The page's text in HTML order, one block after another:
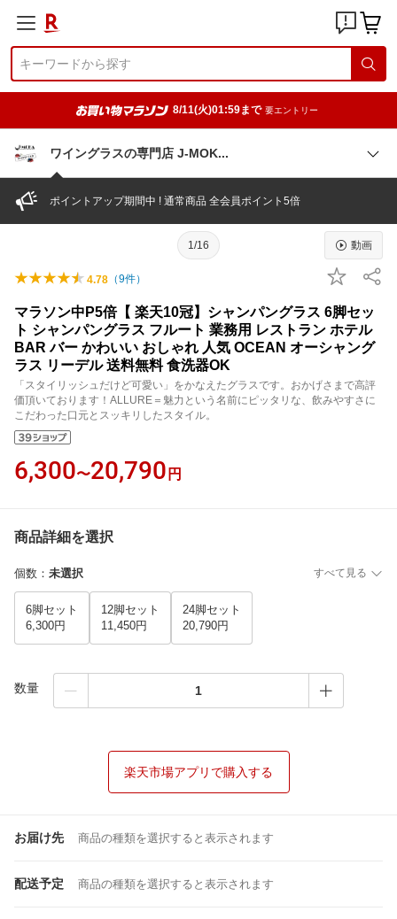
8/11(火)01:59まで 要エントリー
ワイングラスの専門店 J-MOK
ポイントアップ期間中 ! 通常商品 全会員ポイント5倍
1/16 動画
4.78 （9件）
マラソン中P5倍【 楽天10冠】シャンパングラス 6脚セッ
ト シャンパングラス フルート 業務用 レストラン ホテル
BAR バー かわいい おしゃれ 人気 OCEAN オーシャング
ラス リーデル 送料無料 食洗器OK
「スタイリッシュだけど可愛い」をかなえたグラスです。おかげさまで高評
価頂いております！ALLURE＝魅力という名前にピッタリな、飲みやすさに
こだわった口元とスッキリしたスタイル。
6,300〜20,790 円
商品詳細を選択
個数 ： 未選択 すべて見る
6脚セット
6,300円
12脚セット
11,450円
24脚セット
20,790円
数量
楽天市場アプリで購入する
お届け先 商品の種類を選択すると表示されます
配送予定 商品の種類を選択すると表示されます